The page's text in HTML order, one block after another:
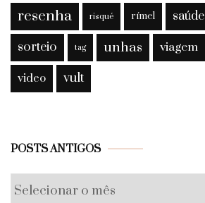
resenha risqué rímel saúde
sorteio tag unhas viagem
video vult
POSTS ANTIGOS
Posts